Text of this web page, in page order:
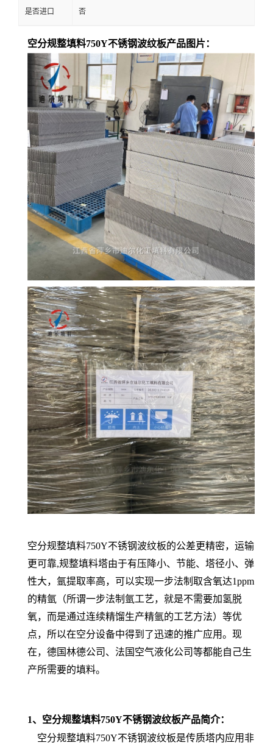
是否进口 否
空分规整填料750Y不锈钢波纹板产品图片：
空分规整填料750Y不锈钢波纹板的公差更精密，运输
更可靠,规整填料塔由于有压降小、节能、塔径小、弹
性大，氩提取率高，可以实现一步法制取含氧达1ppm
的精氩（所谓一步法制氩工艺，就是不需要加氢脱
氧，而是通过连续精馏生产精氩的工艺方法）等优
点，所以在空分设备中得到了迅速的推广应用。现
在，德国林德公司、法国空气液化公司等都能自己生
产所需要的填料。
1、 空分规整填料750Y不锈钢波纹板产品简介：
空分规整填料750Y不锈钢波纹板是传质塔内应用非